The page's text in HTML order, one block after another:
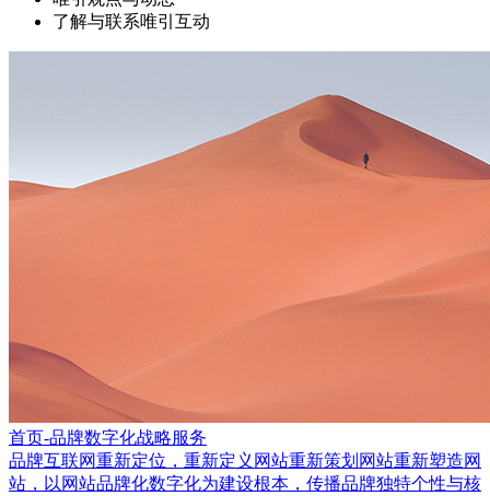
了解与联系唯引互动
首页-品牌数字化战略服务
品牌互联网重新定位，重新定义网站重新策划网站重新塑造网
站，以网站品牌化数字化为建设根本，传播品牌独特个性与核